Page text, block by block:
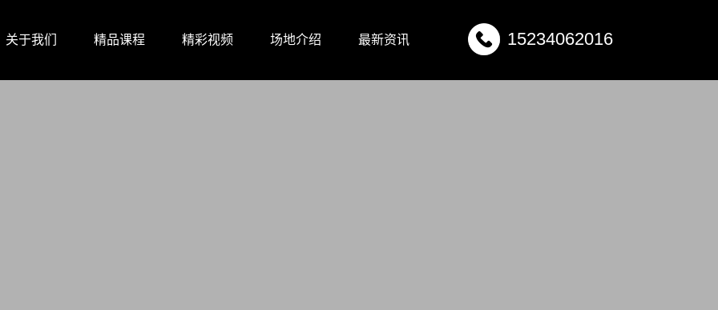
关于我们 精品课程 精彩视频 场地介绍 最新资讯 15234062016